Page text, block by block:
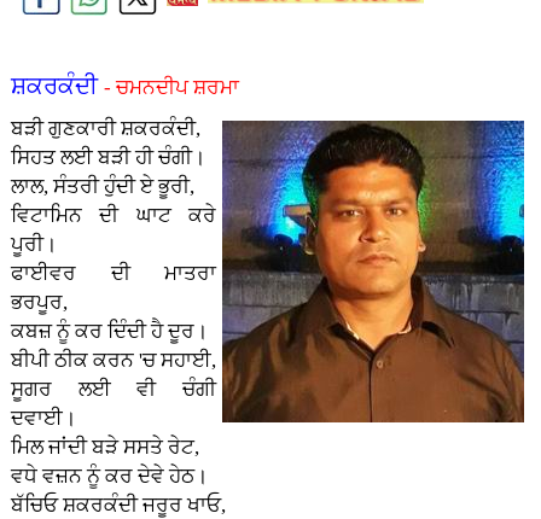
ਸ਼ਕਰਕੰਦੀ - ਚਮਨਦੀਪ ਸ਼ਰਮਾ
ਬੜੀ ਗੁਣਕਾਰੀ ਸ਼ਕਰਕੰਦੀ,
ਸਿਹਤ ਲਈ ਬੜੀ ਹੀ ਚੰਗੀ।
ਲਾਲ, ਸੰਤਰੀ ਹੁੰਦੀ ਏ ਭੂਰੀ,
ਵਿਟਾਮਿਨ ਦੀ ਘਾਟ ਕਰੇ
ਪੂਰੀ।
ਫਾਈਵਰ ਦੀ ਮਾਤਰਾ
ਭਰਪੂਰ,
ਕਬਜ਼ ਨੂੰ ਕਰ ਦਿੰਦੀ ਹੈ ਦੂਰ।
ਬੀਪੀ ਠੀਕ ਕਰਨ 'ਚ ਸਹਾਈ,
ਸੂਗਰ ਲਈ ਵੀ ਚੰਗੀ
ਦਵਾਈ।
ਮਿਲ ਜਾਂਦੀ ਬੜੇ ਸਸਤੇ ਰੇਟ,
ਵਧੇ ਵਜ਼ਨ ਨੂੰ ਕਰ ਦੇਵੇ ਹੇਠ।
ਬੱਚਿਓ ਸ਼ਕਰਕੰਦੀ ਜਰੂਰ ਖਾਓ,